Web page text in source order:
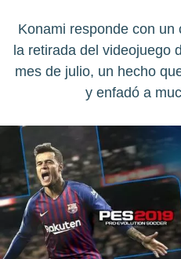
Konami responde con
la retirada del videojuego
mes de julio, un hecho
y enfadó a